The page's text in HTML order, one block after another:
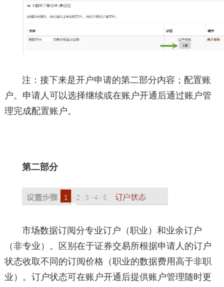
注：接下来是开户申请的第二部分内容；配置账
户。申请人可以选择继续或在账户开通后通过账户管
理完成配置账户。
第二部分
市场数据订阅分专业订户（职业）和业余订户
（非专业）。区别在于证券交易所根据申请人的订户
状态收取不同的订阅价格（职业的数据费用高于非职
业）。订户状态可在账户开通后提供账户管理随时更